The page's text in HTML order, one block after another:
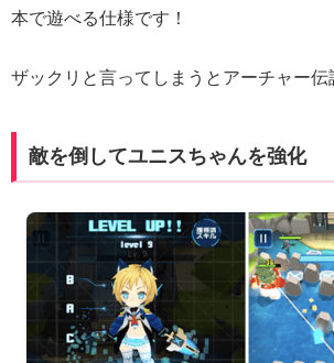
本で遊べる仕様です！
ザックリと言ってしまうとアーチャー伝
敵を倒してユニスちゃんを強化